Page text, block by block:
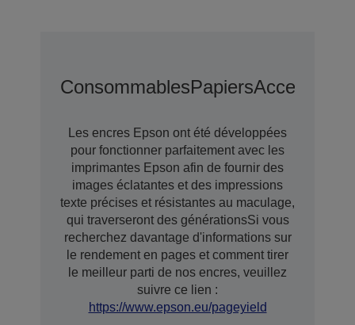
ConsommablesPapiersAccessoires
Les encres Epson ont été développées
pour fonctionner parfaitement avec les
imprimantes Epson afin de fournir des
images éclatantes et des impressions
texte précises et résistantes au maculage,
qui traverseront des générationsSi vous
recherchez davantage d'informations sur
le rendement en pages et comment tirer
le meilleur parti de nos encres, veuillez
suivre ce lien :
https://www.epson.eu/pageyield